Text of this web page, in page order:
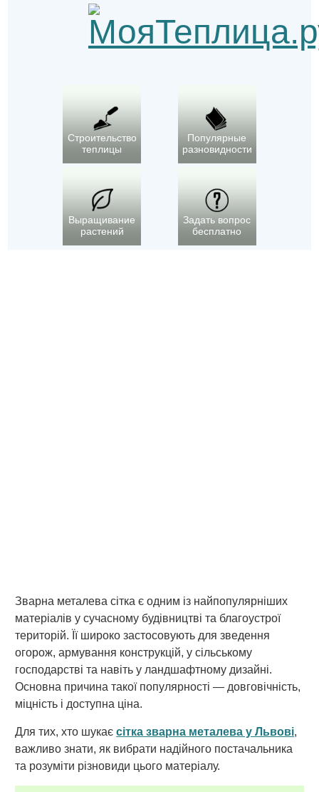
Строительство
теплицы
Популярные
разновидности
Выращивание
растений
Задать вопрос
бесплатно
Зварна металева сітка є одним із найпопулярніших
матеріалів у сучасному будівництві та благоустрої
територій. Її широко застосовують для зведення
огорож, армування конструкцій, у сільському
господарстві та навіть у ландшафтному дизайні.
Основна причина такої популярності — довговічність,
міцність і доступна ціна.
Для тих, хто шукаєсітка зварна металева у Львові,
важливо знати, як вибрати надійного постачальника
та розуміти різновиди цього матеріалу.